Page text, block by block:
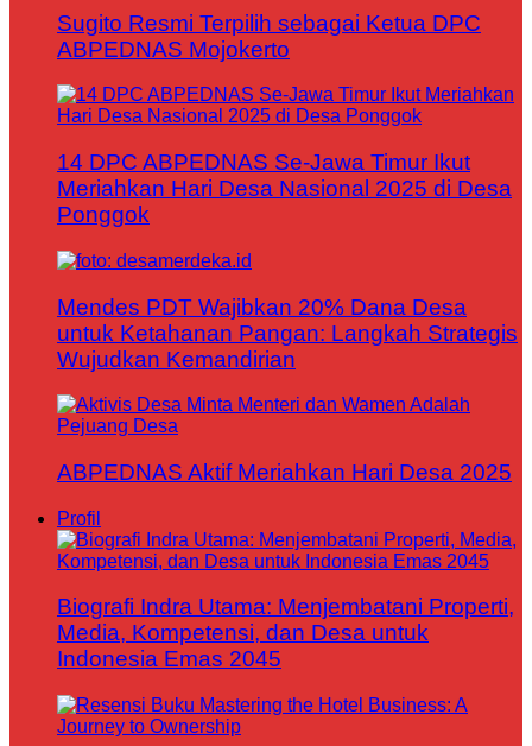
Sugito Resmi Terpilih sebagai Ketua DPC
ABPEDNAS Mojokerto
14 DPC ABPEDNAS Se-Jawa Timur Ikut
Meriahkan Hari Desa Nasional 2025 di Desa
Ponggok
Mendes PDT Wajibkan 20% Dana Desa
untuk Ketahanan Pangan: Langkah Strategis
Wujudkan Kemandirian
ABPEDNAS Aktif Meriahkan Hari Desa 2025
Profil
Biografi Indra Utama: Menjembatani Properti,
Media, Kompetensi, dan Desa untuk
Indonesia Emas 2045